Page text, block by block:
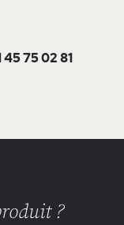
45 75 02 81
?